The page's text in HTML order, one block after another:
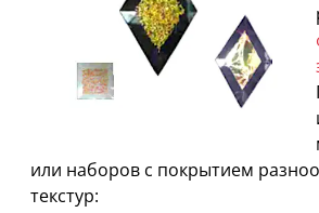
или наборов с покрытием
текстур: